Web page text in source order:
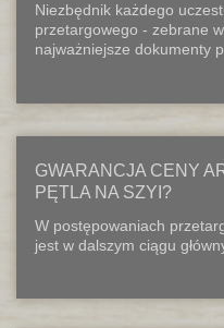
Niezbędnik każdego
przetargowego - zebrane
najważniejsze dokumenty
GWARANCJA CENY
PĘTLA NA SZYI?
W postępowaniach
jest w dalszym ciągu